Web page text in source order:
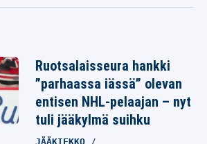
Ruotsalaisseura hankki
”parhaassa iässä” olevan
entisen NHL-pelaajan – nyt
tuli jääkylmä suihku
JÄÄKIEKKO